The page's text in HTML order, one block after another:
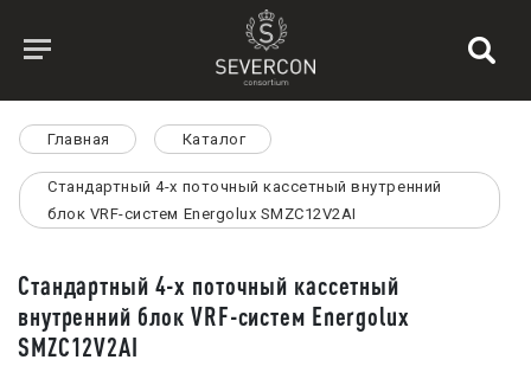
Главная Каталог
Стандартный 4-х поточный кассетный внутренний
блок VRF-систем Energolux SMZC12V2AI
Стандартный 4-х поточный кассетный
внутренний блок VRF-систем Energolux
SMZC12V2AI